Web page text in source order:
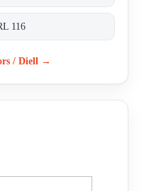
116
/ Diell →